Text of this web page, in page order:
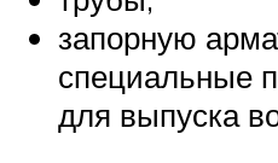
запорную
специальные
для выпуска